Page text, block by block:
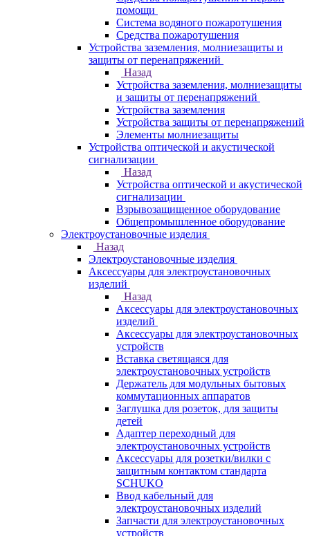
помощи
Система водяного пожаротушения
Средства пожаротушения
Устройства заземления, молниезащиты и
защиты от перенапряжений
Назад
Устройства заземления, молниезащиты
и защиты от перенапряжений
Устройства заземления
Устройства защиты от перенапряжений
Элементы молниезащиты
Устройства оптической и акустической
сигнализации
Назад
Устройства оптической и акустической
сигнализации
Взрывозащищенное оборудование
Общепромышленное оборудование
Электроустановочные изделия
Назад
Электроустановочные изделия
Аксессуары для электроустановочных
изделий
Назад
Аксессуары для электроустановочных
изделий
Аксессуары для электроустановочных
устройств
Вставка светящаяся для
электроустановочных устройств
Держатель для модульных бытовых
коммутационных аппаратов
Заглушка для розеток, для защиты
детей
Адаптер переходный для
электроустановочных устройств
Аксессуары для розетки/вилки с
защитным контактом стандарта
SCHUKO
Ввод кабельный для
электроустановочных изделий
Запчасти для электроустановочных
устройств